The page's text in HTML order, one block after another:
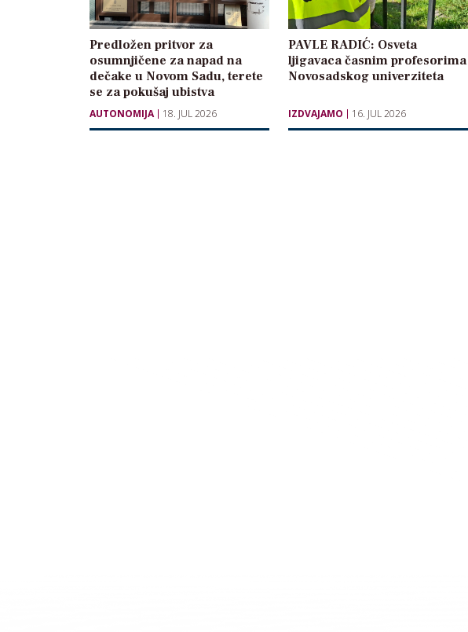
Predložen pritvor za
osumnjičene za napad na
dečake u Novom Sadu, terete
se za pokušaj ubistva
AUTONOMIJA 18. JUL 2026
PAVLE RADIĆ: Osveta
ljigavaca časnim profesorima
Novosadskog univerziteta
IZDVAJAMO 16. JUL 2026